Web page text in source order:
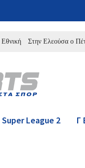
Στην Ελεούσα ο Πέτρος
Super League 2 Γ